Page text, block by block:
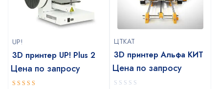
UP!
3D принтер UP! Plus 2
Цена по запросу
ЦТКАТ
3D принтер Альфа КИТ
Цена по запросу